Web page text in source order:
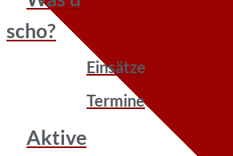
scho?
Einsätze
Termine
Aktive